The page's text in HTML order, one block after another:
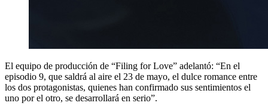
El equipo de producción de “Filing for Love” adelantó: “En el
episodio 9, que saldrá al aire el 23 de mayo, el dulce romance entre
los dos protagonistas, quienes han confirmado sus sentimientos el
uno por el otro, se desarrollará en serio”.